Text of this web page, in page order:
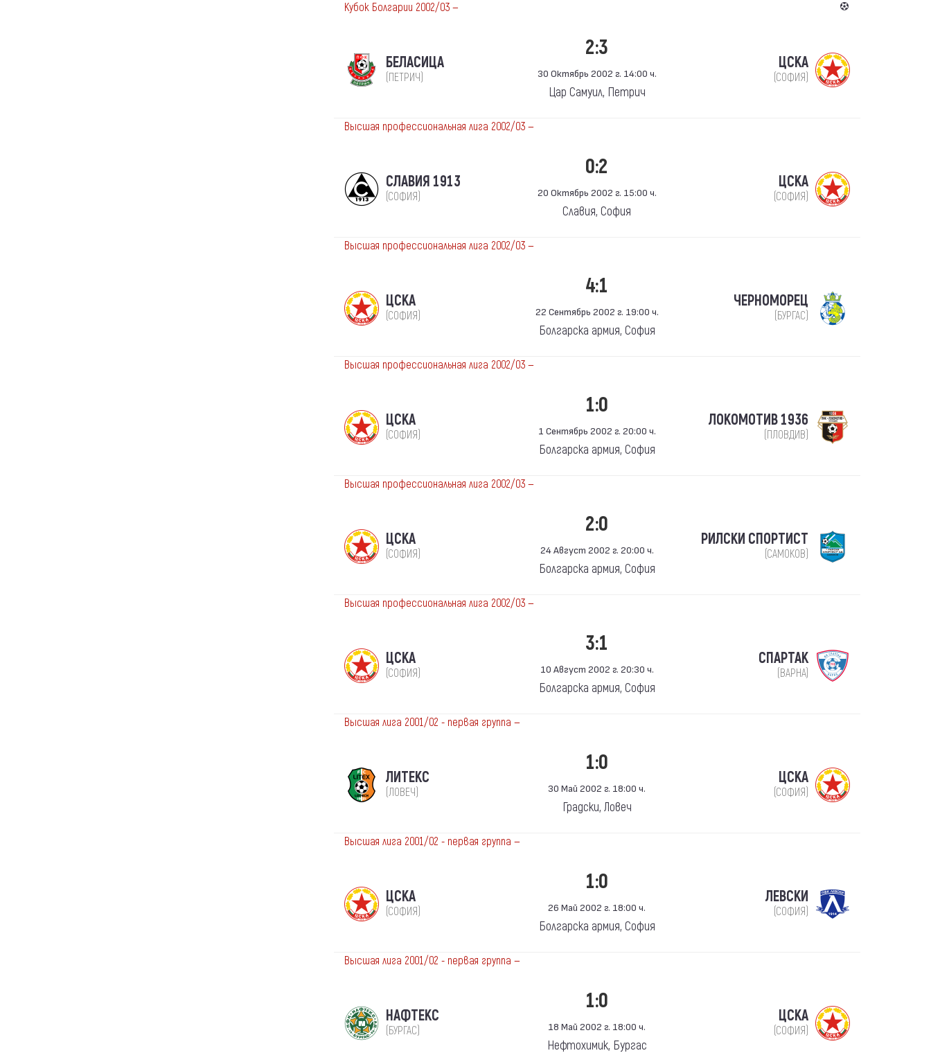
Кубок Болгарии 2002/03 —
БЕЛАСИЦА
(ПЕТРИЧ)
2:3
30 Октябрь 2002 г. 14:00 ч.
Цар Самуил, Петрич
ЦСКА
(СОФИЯ)
Высшая профессиональная лига 2002/03 —
СЛАВИЯ 1913
(СОФИЯ)
0:2
20 Октябрь 2002 г. 15:00 ч.
Славия, София
ЦСКА
(СОФИЯ)
Высшая профессиональная лига 2002/03 —
ЦСКА
(СОФИЯ)
4:1
22 Сентябрь 2002 г. 19:00 ч.
Болгарска армия, София
ЧЕРНОМОРЕЦ
(БУРГАС)
Высшая профессиональная лига 2002/03 —
ЦСКА
(СОФИЯ)
1:0
1 Сентябрь 2002 г. 20:00 ч.
Болгарска армия, София
ЛОКОМОТИВ 1936
(ПЛОВДИВ)
Высшая профессиональная лига 2002/03 —
ЦСКА
(СОФИЯ)
2:0
24 Август 2002 г. 20:00 ч.
Болгарска армия, София
РИЛСКИ СПОРТИСТ
(САМОКОВ)
Высшая профессиональная лига 2002/03 —
ЦСКА
(СОФИЯ)
3:1
10 Август 2002 г. 20:30 ч.
Болгарска армия, София
СПАРТАК
(ВАРНА)
Высшая лига 2001/02 - первая группа —
ЛИТЕКС
(ЛОВЕЧ)
1:0
30 Май 2002 г. 18:00 ч.
Градски, Ловеч
ЦСКА
(СОФИЯ)
Высшая лига 2001/02 - первая группа —
ЦСКА
(СОФИЯ)
1:0
26 Май 2002 г. 18:00 ч.
Болгарска армия, София
ЛЕВСКИ
(СОФИЯ)
Высшая лига 2001/02 - первая группа —
НАФТЕКС
(БУРГАС)
1:0
18 Май 2002 г. 18:00 ч.
Нефтохимик, Бургас
ЦСКА
(СОФИЯ)